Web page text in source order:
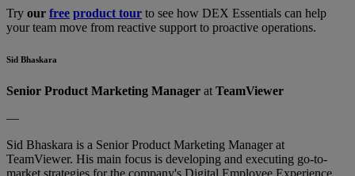
Try our free product tour to see how DEX Essentials can help
your team move from reactive support to proactive operations.
Sid Bhaskara
Senior Product Marketing Manager at TeamViewer
—
Sid Bhaskara is a Senior Product Marketing Manager at
TeamViewer. His main focus is developing and executing go-to-
market strategies for the company's Digital Employee Experience